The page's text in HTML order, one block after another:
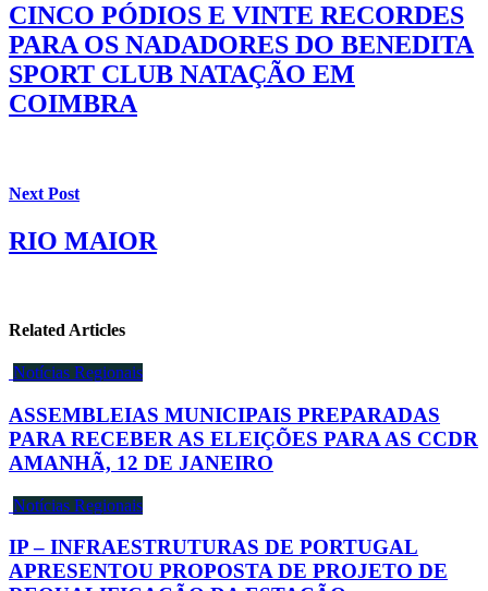
CINCO PÓDIOS E VINTE RECORDES
PARA OS NADADORES DO BENEDITA
SPORT CLUB NATAÇÃO EM
COIMBRA
Next Post
RIO MAIOR
Related Articles
Notícias Regionais
ASSEMBLEIAS MUNICIPAIS PREPARADAS
PARA RECEBER AS ELEIÇÕES PARA AS CCDR
AMANHÃ, 12 DE JANEIRO
Notícias Regionais
IP – INFRAESTRUTURAS DE PORTUGAL
APRESENTOU PROPOSTA DE PROJETO DE